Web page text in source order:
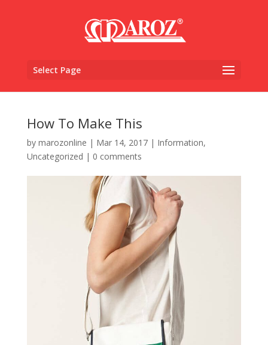
Select Page
How To Make This
by marozonline | Mar 14, 2017| Information,
Uncategorized | 0 comments